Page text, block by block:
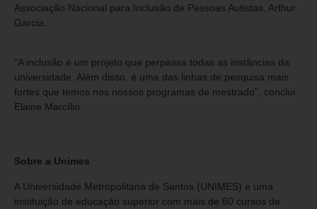
Associação Nacional para Inclusão de Pessoas Autistas, Arthur
Garcia.
“A inclusão é um projeto que perpassa todas as instâncias da
universidade. Além disso, é uma das linhas de pesquisa mais
fortes que temos nos nossos programas de mestrado”, conclui
Elaine Marcílio.
Sobre a Unimes
A Universidade Metropolitana de Santos (UNIMES) é uma
instituição de educação superior com mais de 60 cursos de